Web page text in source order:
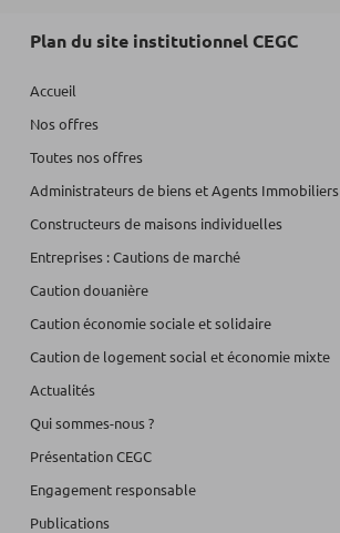
Plan du site institutionnel CEGC
Accueil
Nos offres
Toutes nos offres
Administrateurs de biens et Agents Immobiliers
Constructeurs de maisons individuelles
Entreprises : Cautions de marché
Caution douanière
Caution économie sociale et solidaire
Caution de logement social et économie mixte
Actualités
Qui sommes-nous ?
Présentation CEGC
Engagement responsable
Publications